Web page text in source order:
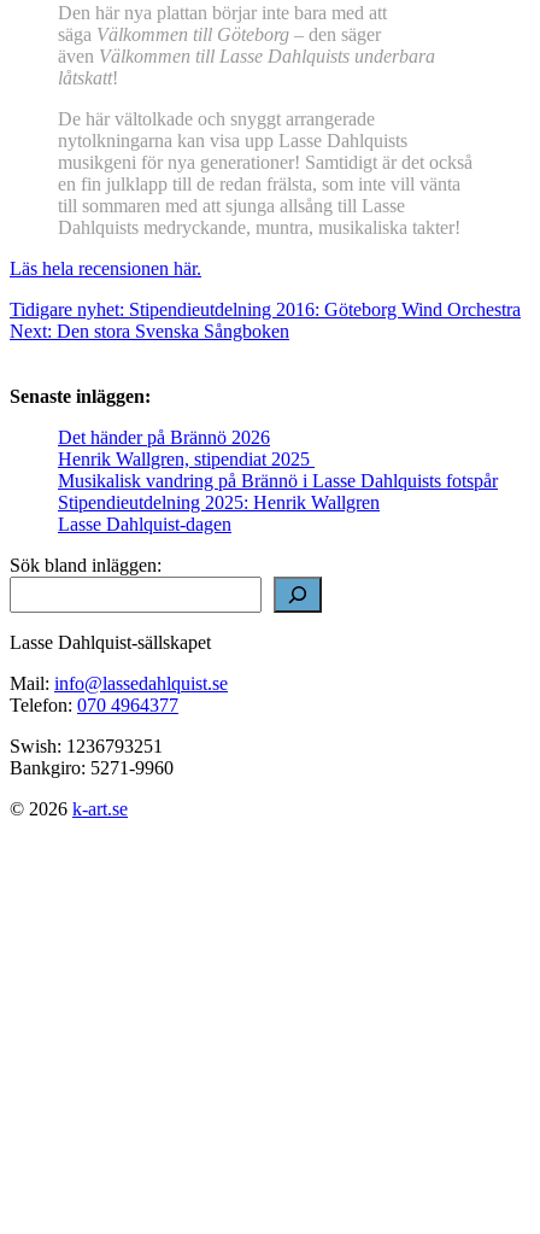
Den här nya plattan börjar inte bara med att
säga Välkommen till Göteborg – den säger
även Välkommen till Lasse Dahlquists underbara
låtskatt!
De här vältolkade och snyggt arrangerade
nytolkningarna kan visa upp Lasse Dahlquists
musikgeni för nya generationer! Samtidigt är det också
en fin julklapp till de redan frälsta, som inte vill vänta
till sommaren med att sjunga allsång till Lasse
Dahlquists medryckande, muntra, musikaliska takter!
Läs hela recensionen här.
Inläggsnavigering
Tidigare nyhet: Stipendieutdelning 2016: Göteborg Wind Orchestra
Next: Den stora Svenska Sångboken
Senaste inläggen:
Det händer på Brännö 2026
Henrik Wallgren, stipendiat 2025
Musikalisk vandring på Brännö i Lasse Dahlquists fotspår
Stipendieutdelning 2025: Henrik Wallgren
Lasse Dahlquist-dagen
Sök bland inläggen:
Lasse Dahlquist-sällskapet
Mail: info@lassedahlquist.se
Telefon: 070 4964377
Swish: 1236793251
Bankgiro: 5271-9960
© 2026 k-art.se